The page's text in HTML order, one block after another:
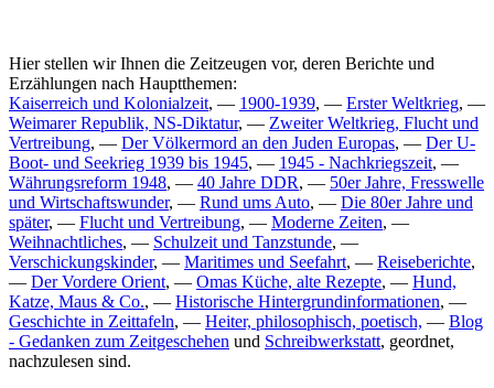
Hier stellen wir Ihnen die Zeitzeugen vor, deren Berichte und
Erzählungen nach Hauptthemen:
Kaiserreich und Kolonialzeit, — 1900-1939, — Erster Weltkrieg, —
Weimarer Republik, NS-Diktatur, — Zweiter Weltkrieg, Flucht und
Vertreibung, — Der Völkermord an den Juden Europas, — Der U-
Boot- und Seekrieg 1939 bis 1945, — 1945 - Nachkriegszeit, —
Währungsreform 1948, — 40 Jahre DDR, — 50er Jahre, Fresswelle
und Wirtschaftswunder, — Rund ums Auto, — Die 80er Jahre und
später, — Flucht und Vertreibung, — Moderne Zeiten, —
Weihnachtliches, — Schulzeit und Tanzstunde, —
Verschickungskinder, — Maritimes und Seefahrt, — Reiseberichte,
— Der Vordere Orient, — Omas Küche, alte Rezepte, — Hund,
Katze, Maus & Co., — Historische Hintergrundinformationen, —
Geschichte in Zeittafeln, — Heiter, philosophisch, poetisch, — Blog
- Gedanken zum Zeitgeschehen und Schreibwerkstatt, geordnet,
nachzulesen sind.